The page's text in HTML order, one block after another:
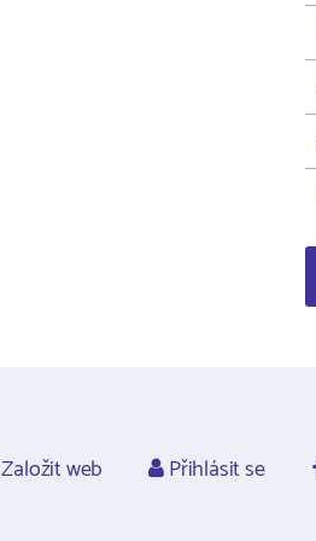
Založit web Přihlásit se